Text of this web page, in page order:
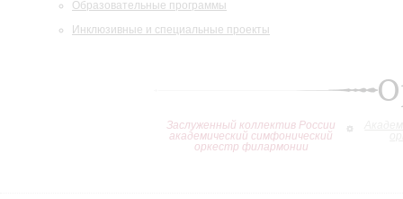
Образовательные программы
Инклюзивные и специальные проекты
Заслуженный коллектив России
академический симфонический
оркестр филармонии